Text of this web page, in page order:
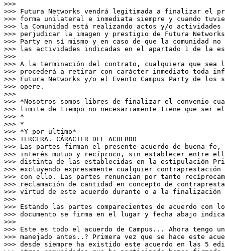
>>>
>>> Futura Networks vendrá legitimada a finalizar el
>>> forma unilateral e inmediata siempre y cuando
>>> la Comunidad está realizando actos y/o
>>> perjudicar la imagen y prestigio de Futura Networks
>>> Party en sí mismo y en caso de que la comunidad
>>> las actividades indicadas en el apartado 1 de la
>>>
>>> A la terminación del contrato, cualquiera que sea
>>> procederá a retirar con carácter inmediato toda
>>> Futura Networks y/o el Evento Campus Party de
>>> opere.
>>>
>>> *Nosotros somos libres de finalizar el convenio
>>> limite de tiempo no necesariamente tiene que ser
>>> *
>>> *
>>> *Y por ultimo*
>>> TERCERA. CÁRACTER DEL ACUERDO
>>> Las partes firman el presente acuerdo de buena
>>> interés mutuo y recíproco, sin establecer entre
>>> distinta de las establecidas en la estipulación
>>> excluyendo expresamente cualquier
>>> con ello. Las partes renuncian por tanto
>>> reclamación de cantidad en concepto de
>>> virtud de este acuerdo durante o a la finalización
>>>
>>> Estando las partes comparecientes de acuerdo con
>>> documento se firma en el lugar y fecha abajo
>>>
>>> Este es todo el acuerdo de Campus... Ahora tengo
>>> manejado antes..? Primera vez que se hace este
>>> desde siempre ha existido este acuerdo en las 5